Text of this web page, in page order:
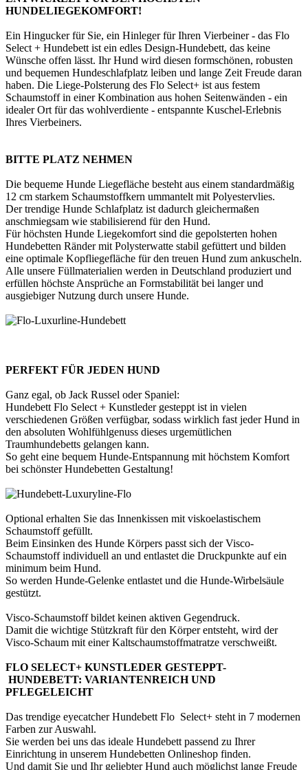
HUNDELIEGEKOMFORT!
Ein Hingucker für Sie, ein Hinleger für Ihren Vierbeiner - das Flo
Select + Hundebett ist ein edles Design-Hundebett, das keine
Wünsche offen lässt. Ihr Hund wird diesen formschönen, robusten
und bequemen Hundeschlafplatz leiben und lange Zeit Freude daran
haben. Die Liege-Polsterung des Flo Select+ ist aus festem
Schaumstoff in einer Kombination aus hohen Seitenwänden - ein
idealer Ort für das wohlverdiente - entspannte Kuschel-Erlebnis
Ihres Vierbeiners.
BITTE PLATZ NEHMEN
Die bequeme Hunde Liegefläche besteht aus einem standardmäßig
12 cm starkem Schaumstoffkern ummantelt mit Polyestervlies.
Der trendige Hunde Schlafplatz ist dadurch gleichermaßen
anschmiegsam wie stabilisierend für den Hund.
Für höchsten Hunde Liegekomfort sind die gepolsterten hohen
Hundebetten Ränder mit Polysterwatte stabil gefüttert und bilden
eine optimale Kopfliegefläche für den treuen Hund zum ankuscheln.
Alle unsere Füllmaterialien werden in Deutschland produziert und
erfüllen höchste Ansprüche an Formstabilität bei langer und
ausgiebiger Nutzung durch unsere Hunde.
PERFEKT FÜR JEDEN HUND
Ganz egal, ob Jack Russel oder Spaniel:
Hundebett Flo Select + Kunstleder gesteppt ist in vielen
verschiedenen Größen verfügbar, sodass wirklich fast jeder Hund in
den absoluten Wohlfühlgenuss dieses urgemütlichen
Traumhundebetts gelangen kann.
So geht eine bequem Hunde-Entspannung mit höchstem Komfort
bei schönster Hundebetten Gestaltung!
Optional erhalten Sie das Innenkissen mit viskoelastischem
Schaumstoff gefüllt.
Beim Einsinken des Hunde Körpers passt sich der Visco-
Schaumstoff individuell an und entlastet die Druckpunkte auf ein
minimum beim Hund.
So werden Hunde-Gelenke entlastet und die Hunde-Wirbelsäule
gestützt.
Visco-Schaumstoff bildet keinen aktiven Gegendruck.
Damit die wichtige Stützkraft für den Körper entsteht, wird der
Visco-Schaum mit einer Kaltschaumstoffmatratze verschweißt.
FLO SELECT+ KUNSTLEDER GESTEPPT-
HUNDEBETT: VARIANTENREICH UND
PFLEGELEICHT
Das trendige eyecatcher Hundebett Flo Select+ steht in 7 modernen
Farben zur Auswahl.
Sie werden bei uns das ideale Hundebett passend zu Ihrer
Einrichtung in unserem Hundebetten Onlineshop finden.
Und damit Sie und Ihr geliebter Hund auch möglichst lange Freude